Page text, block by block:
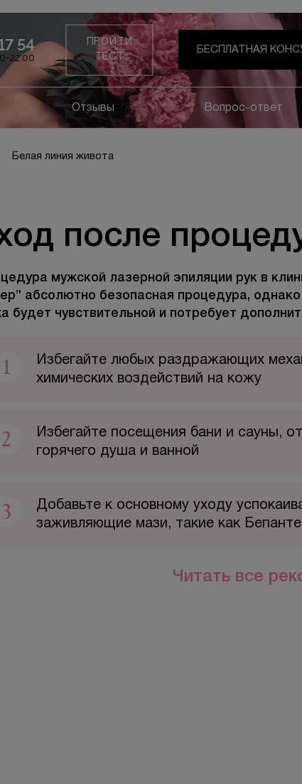
54
22:00
ПРОЙТИ
ТЕСТ
БЕСПЛАТНАЯ
Отзывы Вопрос-ответ
Белая линия живота
после
мужской лазерной эпиляции рук в
абсолютно безопасная процедура,
будет чувствительной и потребует
1
Избегайте любых раздражающих
химических воздействий на кожу
2
Избегайте посещения бани и сауны,
горячего душа и ванной
3
Добавьте к основному уходу
заживляющие мази, такие как
Читать все